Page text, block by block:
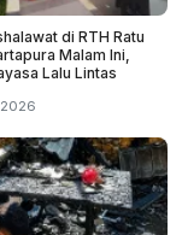
di RTH Ratu
Malam Ini,
Lalu Lintas